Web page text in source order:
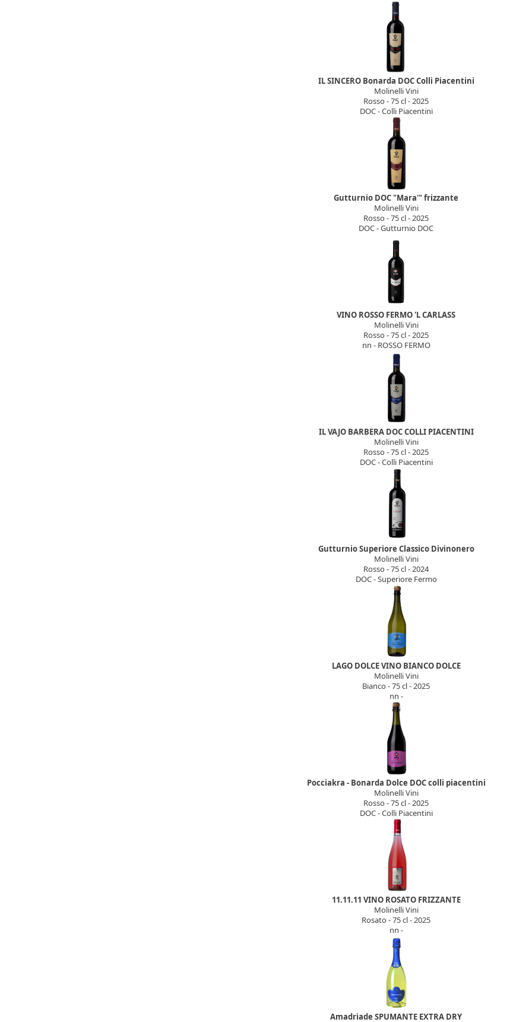
IL SINCERO Bonarda DOC Colli Piacentini
Molinelli Vini
Rosso - 75 cl - 2025
DOC - Colli Piacentini
Gutturnio DOC "Mara'" frizzante
Molinelli Vini
Rosso - 75 cl - 2025
DOC - Gutturnio DOC
VINO ROSSO FERMO 'L CARLASS
Molinelli Vini
Rosso - 75 cl - 2025
nn - ROSSO FERMO
IL VAJO BARBERA DOC COLLI PIACENTINI
Molinelli Vini
Rosso - 75 cl - 2025
DOC - Colli Piacentini
Gutturnio Superiore Classico Divinonero
Molinelli Vini
Rosso - 75 cl - 2024
DOC - Superiore Fermo
LAGO DOLCE VINO BIANCO DOLCE
Molinelli Vini
Bianco - 75 cl - 2025
nn -
Pocciakra - Bonarda Dolce DOC colli piacentini
Molinelli Vini
Rosso - 75 cl - 2025
DOC - Colli Piacentini
11.11.11 VINO ROSATO FRIZZANTE
Molinelli Vini
Rosato - 75 cl - 2025
nn -
Amadriade SPUMANTE EXTRA DRY